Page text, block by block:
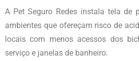
A Pet Seguro Redes instala tela de
ambientes que ofereçam risco de
locais com menos acessos dos
serviço e janelas de banheiro.